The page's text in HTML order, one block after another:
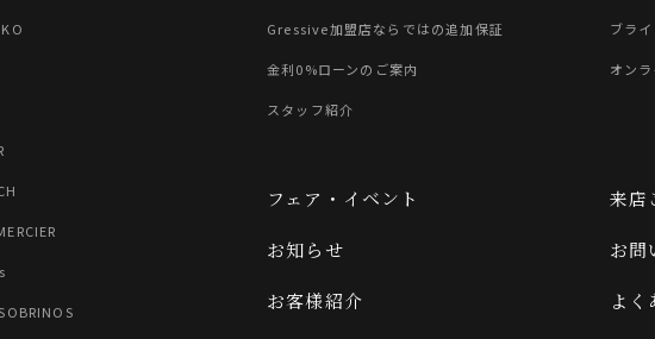
Gressive加盟店ならではの追加保証
金利0%ローンのご案内
スタッフ紹介
ブラ
オン
フェア・イベント
お知らせ
お客様紹介
来店
お問
よく